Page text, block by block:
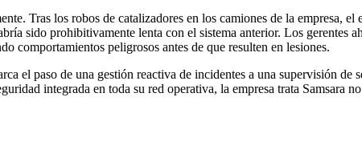
Tras los robos de catalizadores en los camiones de la empresa,
sido prohibitivamente lenta con el sistema anterior. Los gerentes
comportamientos peligrosos antes de que resulten en lesiones.
el paso de una gestión reactiva de incidentes a una supervisión
integrada en toda su red operativa, la empresa trata